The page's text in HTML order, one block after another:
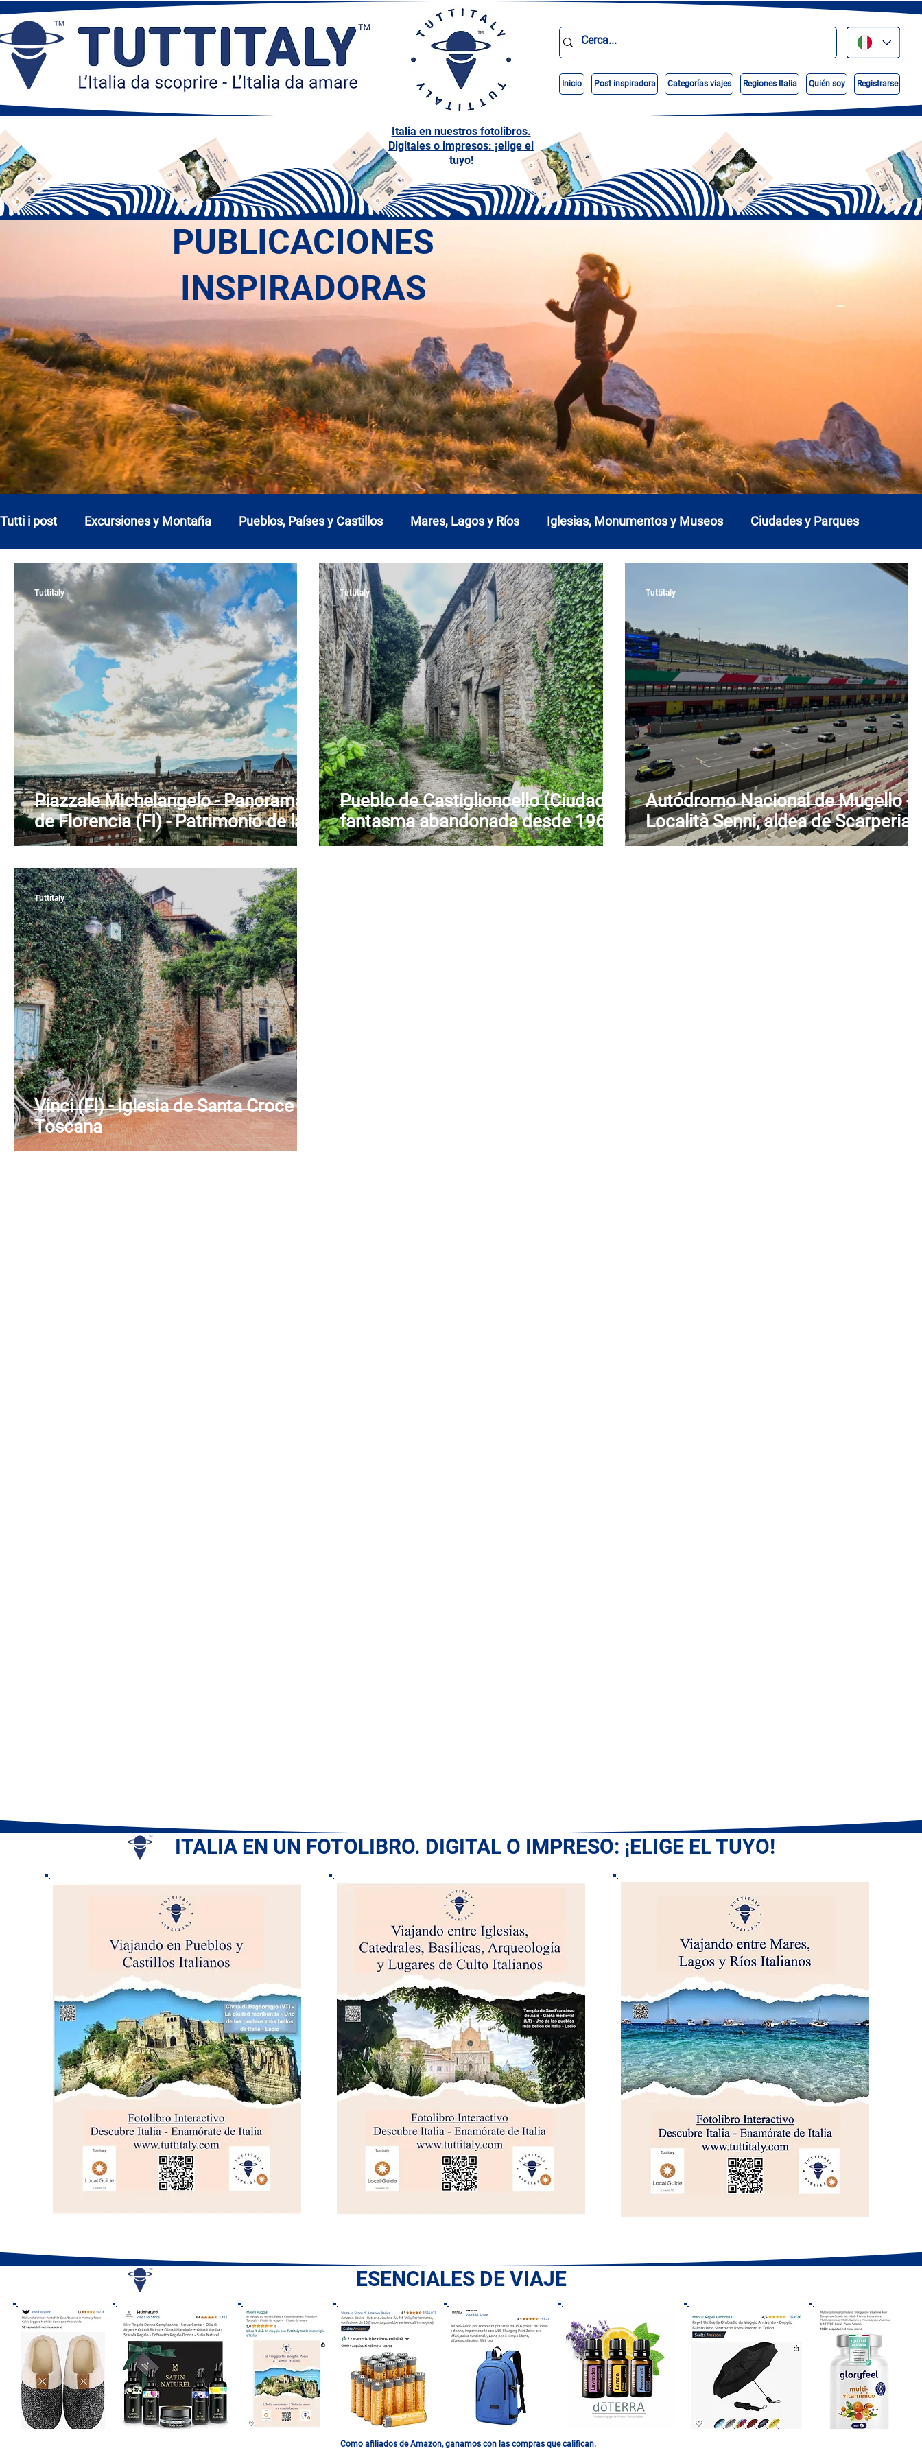
Inicio Post inspiradora Categorías viajes Regiones Italia Quién soy Registrarse
Italia en nuestros fotolibros.
Digitales o impresos: ¡elige el
tuyo!
PUBLICACIONES
INSPIRADORAS
Tutti i post Excursiones y Montaña Pueblos, Países y Castillos Mares, Lagos y Ríos Iglesias, Monumentos y Museos Ciudades y Parques
Abruzos Basilicata Calabria Campania Emilia Romaña Friuli-Venecia Julia Lacio Molise
Piamonte Puglia Cerdeña Sicilia Toscana Trentino-Alto Adigio Umbría Valle de Aosta Véneto
Piazzale Michelangelo - Panorama
de Florencia (FI) - Patrimonio de la
UNESCO - Río Arno - Toscana
Tuttitaly
Pueblo de Castiglioncello (Ciudad
fantasma abandonada desde 1962)
- Antigua iglesia de los Santos Juan
Tuttitaly
Autódromo Nacional de Mugello -
Località Senni, aldea de Scarperia y
San Piero (FI) - Toscana
Tuttitaly
Vinci (FI) - Iglesia de Santa Croce -
Toscana
Tuttitaly
ITALIA EN UN FOTOLIBRO. DIGITAL O IMPRESO: ¡ELIGE EL TUYO!
ESENCIALES DE VIAJE
Como afiliados de Amazon, ganamos con las compras que califican.